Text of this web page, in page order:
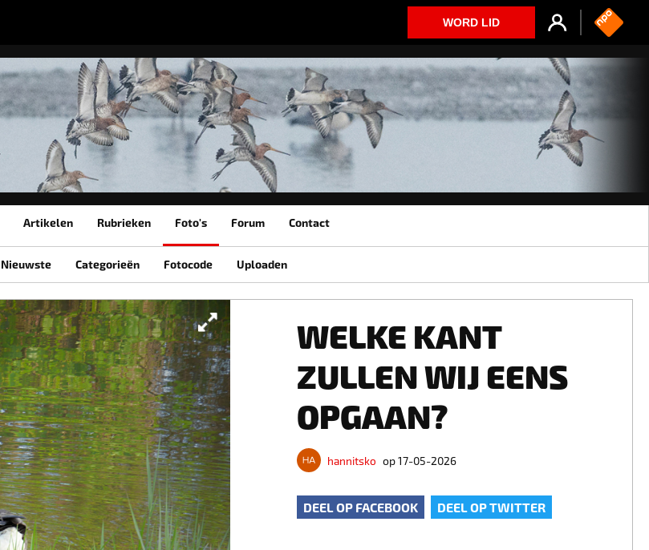
WORD LID
Artikelen Rubrieken Foto's Forum Contact
Nieuwste Categorieën Fotocode Uploaden
WELKE KANT
ZULLEN WIJ EENS
OPGAAN?
hannitsko op 17-05-2026
DEEL OP FACEBOOK DEEL OP TWITTER